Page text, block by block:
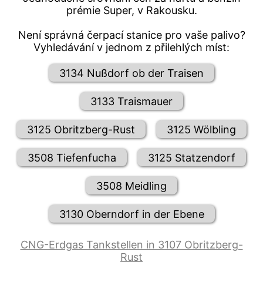
prémie Super, v Rakousku.
Není správná čerpací stanice pro vaše palivo?
Vyhledávání v jednom z přilehlých míst:
3134 Nußdorf ob der Traisen
3133 Traismauer
3125 Obritzberg-Rust 3125 Wölbling
3508 Tiefenfucha 3125 Statzendorf
3508 Meidling
3130 Oberndorf in der Ebene
CNG-Erdgas Tankstellen in 3107 Obritzberg-
Rust